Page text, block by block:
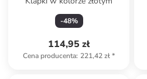
-48%
114,95 zł
Cena producenta: 221,42 zł*